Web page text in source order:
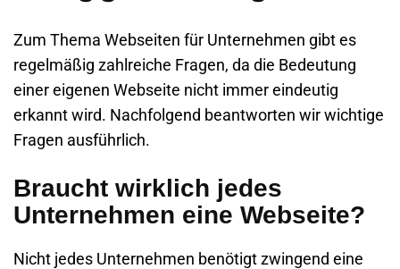
Zum Thema Webseiten für Unternehmen gibt es
regelmäßig zahlreiche Fragen, da die Bedeutung
einer eigenen Webseite nicht immer eindeutig
erkannt wird. Nachfolgend beantworten wir wichtige
Fragen ausführlich.
Braucht wirklich jedes
Unternehmen eine Webseite?
Nicht jedes Unternehmen benötigt zwingend eine